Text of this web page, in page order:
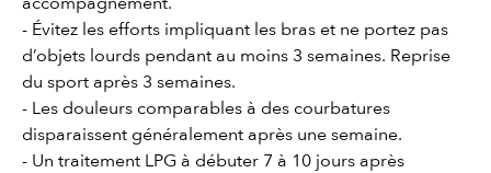
- Évitez les efforts impliquant les bras et ne portez pas
d’objets lourds pendant au moins 3 semaines. Reprise
du sport après 3 semaines.
- Les douleurs comparables à des courbatures
disparaissent généralement après une semaine.
- Un traitement LPG à débuter 7 à 10 jours après